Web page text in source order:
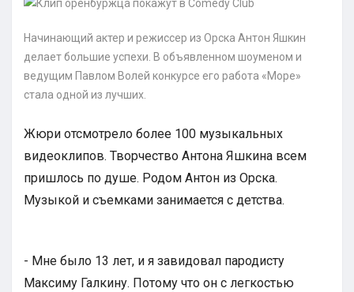
Начинающий актер и режиссер из Орска Антон Яшкин
делает большие успехи. В объявленном шоуменом и
ведущим Павлом Волей конкурсе его работа «Море»
стала одной из лучших.
Жюри отсмотрело более 100 музыкальных
видеоклипов. Творчество Антона Яшкина всем
пришлось по душе. Родом Антон из Орска.
Музыкой и съемками занимается с детства.
- Мне было 13 лет, и я завидовал пародисту
Максиму Галкину. Потому что он с легкостью